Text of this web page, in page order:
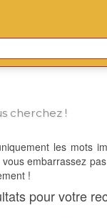
cherchez !
les mots
embarrassez
!
pour votre